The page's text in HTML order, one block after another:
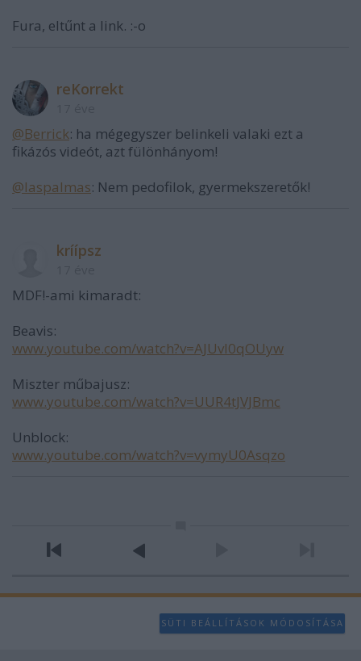
Fura, eltűnt a link. :-o
reKorrekt
@Berrick: ha mégegyszer belinkeli valaki ezt a
fikázós videót, azt fülönhányom!
@laspalmas: Nem pedofilok, gyermekszeretők!
kríípsz
MDF!-ami kimaradt:
Beavis:
www.youtube.com/watch?v=AJUvl0qOUyw
Miszter műbajusz:
www.youtube.com/watch?v=UUR4tJVJBmc
Unblock:
www.youtube.com/watch?v=vymyU0Asqzo
SÜTI BEÁLLÍTÁSOK MÓDOSÍTÁSA